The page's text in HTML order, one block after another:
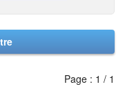
Page : 1 / 1